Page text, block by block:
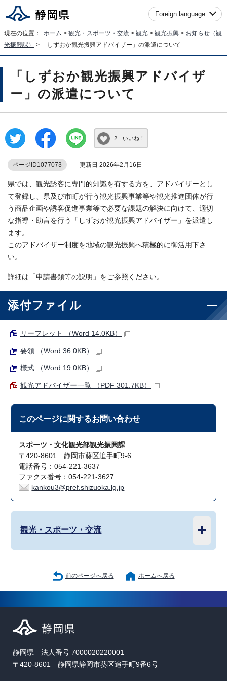
Foreign language
現在の位置： ホーム > 観光・スポーツ・交流 > 観光 > 観光振興 > お知らせ（観
光振興課）
> 「しずおか観光振興アドバイザー」の派遣について
「しずおか観光振興アドバイザ
ー」の派遣について
2 いいね！
ページID1077073 更新日 2026年2月16日
県では、観光誘客に専門的知識を有する方を、アドバイザーとし
て登録し、県及び市町が行う観光振興事業等や観光推進団体が行
う商品企画や誘客促進事業等で必要な課題の解決に向けて、適切
な指導・助言を行う「しずおか観光振興アドバイザー」を派遣し
ます。
このアドバイザー制度を地域の観光振興へ積極的に御活用下さ
い。
詳細は「申請書類等の説明」をご参照ください。
添付ファイル
リーフレット （Word 14.0KB）
要領 （Word 36.0KB）
様式 （Word 19.0KB）
観光アドバイザー一覧 （PDF 301.7KB）
このページに関するお問い合わせ
スポーツ・文化観光部観光振興課
〒420-8601 静岡市葵区追手町9-6
電話番号：054-221-3637
ファクス番号：054-221-3627
kankou3@pref.shizuoka.lg.jp
観光・スポーツ・交流
前のページへ戻る ホームへ戻る
静岡県 法人番号 7000020220001
〒420-8601 静岡県静岡市葵区追手町9番6号